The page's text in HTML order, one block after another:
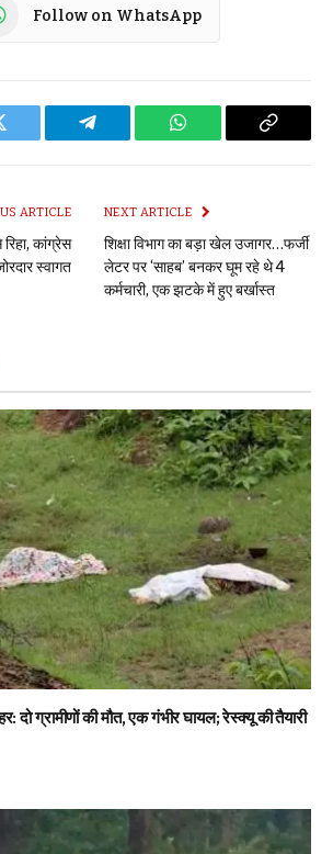
Follow on WhatsApp
Telegram WhatsApp Copy
ARTICLE
कांग्रेस
स्वागत
NEXT ARTICLE
शिक्षा विभाग का बड़ा खेल उजागर…फर्जी
लेटर पर ‘साहब’ बनकर घूम रहे थे 4
कर्मचारी, एक झटके में हुए बर्खास्त
दो ग्रामीणों की मौत, एक गंभीर घायल; रेस्क्यू की तैयारी